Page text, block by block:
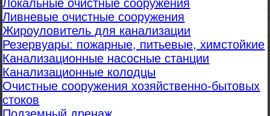
Локальные очистные сооружения
Ливневые очистные сооружения
Жироуловитель для канализации
Резервуары: пожарные, питьевые, химстойкие
Канализационные насосные станции
Канализационные колодцы
Очистные сооружения хозяйственно-бытовых
стоков